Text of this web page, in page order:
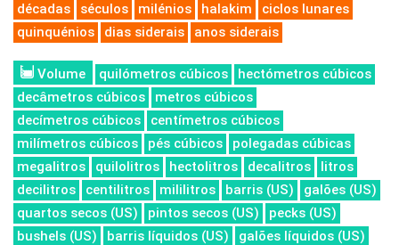
décadas
séculos milénios halakim
ciclos lunares
quinquénios
dias siderais anos siderais
Volume quilómetros cúbicos
hectómetros cúbicos
decâmetros cúbicos
metros cúbicos
decímetros cúbicos
centímetros cúbicos
milímetros cúbicos
pés cúbicos
polegadas cúbicas
megalitros
quilolitros hectolitros decalitros
litros
decilitros
centilitros mililitros barris (US)
galões (US)
quartos secos (US)
pintos secos (US)
pecks (US)
bushels (US)
barris líquidos (US)
galões líquidos (US)